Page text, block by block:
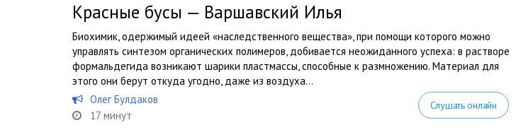
Красные бусы — Варшавский Илья
Биохимик, одержимый идеей «наследственного вещества», при помощи которого можно
управлять синтезом органических полимеров, добивается неожиданного успеха: в растворе
формальдегида возникают шарики пластмассы, способные к размножению. Материал для
этого они берут откуда угодно, даже из воздуха…
Олег Булдаков
17 минут
Слушать онлайн